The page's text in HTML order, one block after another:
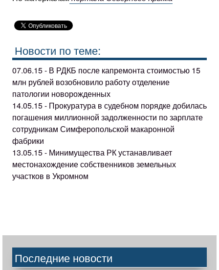
Новости по теме:
07.06.15 - В РДКБ после капремонта стоимостью 15
млн рублей возобновило работу отделение
патологии новорожденных
14.05.15 - Прокуратура в судебном порядке добилась
погашения миллионной задолженности по зарплате
сотрудникам Симферопольской макаронной
фабрики
13.05.15 - Минимущества РК устанавливает
местонахождение собственников земельных
участков в Укромном
Последние новости